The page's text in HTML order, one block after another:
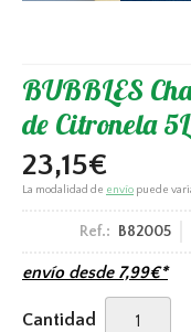
BUBBLES
de Citronela 5L
23,15€
La modalidad de envío puede
Ref.: B82005
envío desde 7,99€*
Cantidad